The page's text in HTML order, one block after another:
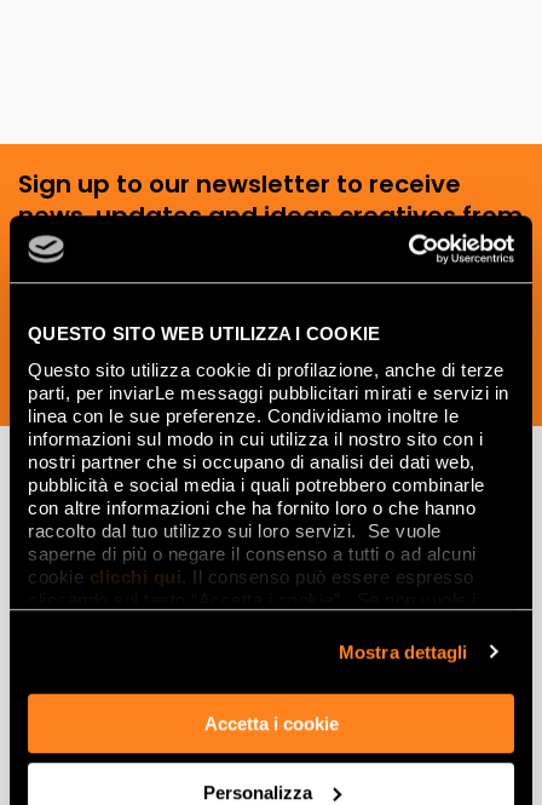
QUESTO SITO WEB UTILIZZA I COOKIE
Questo sito utilizza cookie di profilazione, anche di terze
parti, per inviarLe messaggi pubblicitari mirati e servizi in
linea con le sue preferenze. Condividiamo inoltre le
informazioni sul modo in cui utilizza il nostro sito con i
nostri partner che si occupano di analisi dei dati web,
pubblicità e social media i quali potrebbero combinarle
con altre informazioni che ha fornito loro o che hanno
raccolto dal tuo utilizzo sui loro servizi. Se vuole
saperne di più o negare il consenso a tutti o ad alcuni
cookie clicchi qui. Il consenso può essere espresso
Mostra dettagli
Accetta i cookie
Personalizza
Sign up to our newsletter to receive
news, updates and ideas creatives from
the world of ceramics and interior
design.
SUBSCRIBE NOW
Lasciati
ispirare
da ambienti
Effetti
Gres porcellanato effetto marmo
Gres porcellanato effetto legno